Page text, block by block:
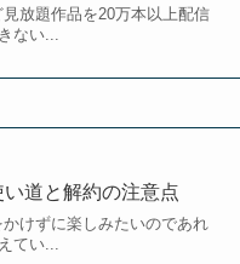
放題作品を20万本以上配信
ない...
道と解約の注意点
けずに楽しみたいのであれ
てい...